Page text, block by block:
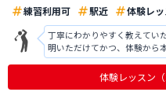
練習利用可
駅近 体験レ
丁寧にわかりやすく教えてい
明いただけてかつ、体験から
上手くなるために打ちっぱな
いただけた。以前より格段に
会するかどうか真剣に検討中
体験レッスン